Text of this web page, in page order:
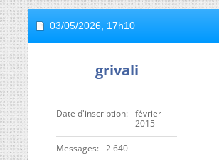
03/05/2026, 17h10
grivali
Date d'inscription
février
2015
Messages 2 640